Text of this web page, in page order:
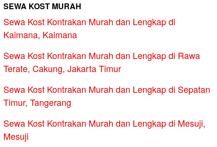
SEWA KOST MURAH
Sewa Kost Kontrakan Murah dan Lengkap di
Kaimana, Kaimana
Sewa Kost Kontrakan Murah dan Lengkap di Rawa
Terate, Cakung, Jakarta Timur
Sewa Kost Kontrakan Murah dan Lengkap di Sepatan
Timur, Tangerang
Sewa Kost Kontrakan Murah dan Lengkap di Mesuji,
Mesuji